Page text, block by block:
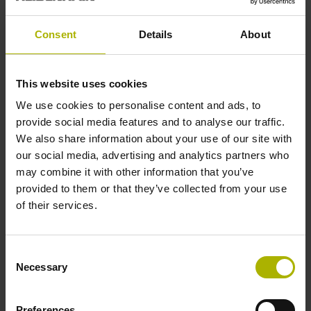
Consent Details About
This website uses cookies
We use cookies to personalise content and ads, to
provide social media features and to analyse our traffic.
We also share information about your use of our site with
our social media, advertising and analytics partners who
may combine it with other information that you’ve
provided to them or that they’ve collected from your use
of their services.
Selection
Necessary
Des Weiteren stehen neben Singleturn- auch
vollen Umdrehungen zur Wahl. Als Varianten mit und
ohne Eigenlagerung sowie mit unterschiedlichen
Wellenausführungen und -durchmessern runden sie
das Angebot an HEIDENHAIN-Drehgebern mit
DRIVE-CLiQ-Schnittstelle ab. Viele Drehgeber mit
DRIVE-CLiQ-Schnittstelle verfügen darüber hinaus
noch über spezielle Eigenschaften:
und EQN 1336S mit Eigenlagerung und die
ECI 4090S ohne Eigenlagerung können zur
Temperaturmessung sowohl der Halbleitersensor